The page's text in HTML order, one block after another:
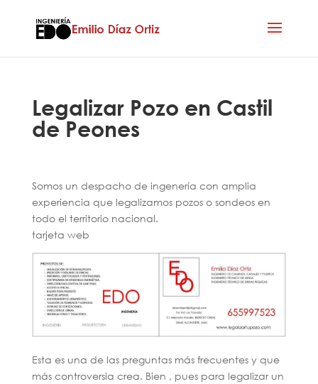
Legalizar Pozo en Castil
de Peones
Somos un despacho de ingenería con amplia
experiencia que legalizamos pozos o sondeos en
todo el territorio nacional.
tarjeta web
Esta es una de las preguntas más frecuentes y que
más controversia crea. Bien , pues para legalizar un